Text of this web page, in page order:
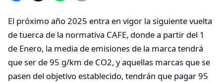
El próximo año 2025 entra en vigor la siguiente vuelta
de tuerca de la normativa CAFE, donde a partir del 1
de Enero, la media de emisiones de la marca tendrá
que ser de 95 g/km de CO2, y aquellas marcas que se
pasen del objetivo establecido, tendrán que pagar 95